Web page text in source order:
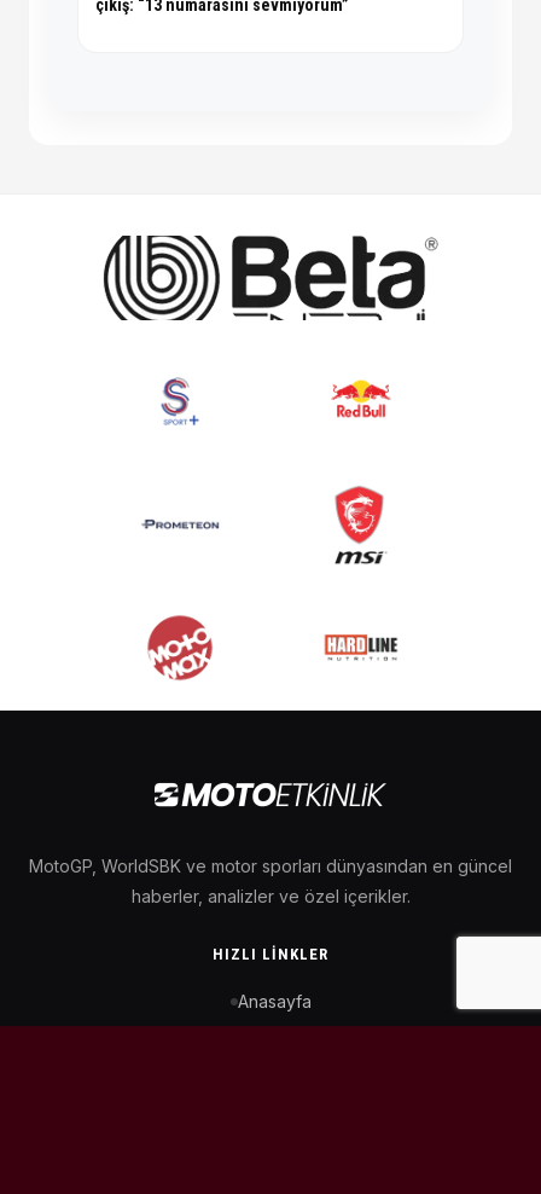
çıkış: “13 numarasını sevmiyorum”
MotoGP, WorldSBK ve motor sporları dünyasından en güncel
haberler, analizler ve özel içerikler.
HIZLI LINKLER
Anasayfa